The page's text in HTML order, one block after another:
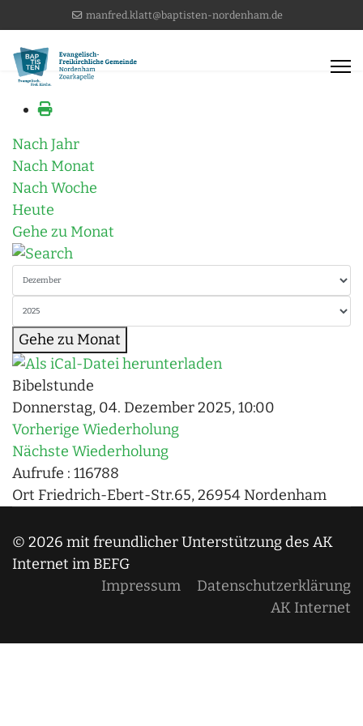
manfred.klatt@baptisten-nordenham.de
Nach Jahr
Nach Monat
Nach Woche
Heute
Gehe zu Monat
Gehe zu Monat
Bibelstunde
Donnerstag, 04. Dezember 2025, 10:00
Vorherige Wiederholung
Nächste Wiederholung
Aufrufe : 116788
Ort Friedrich-Ebert-Str.65, 26954 Nordenham
© 2026 mit freundlicher Unterstützung des AK
Internet im BEFG
Impressum
Datenschutzerklärung
AK Internet